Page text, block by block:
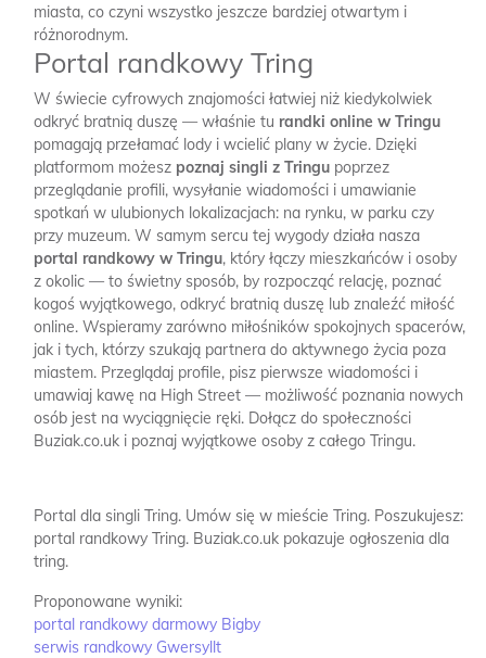
miasta, co czyni wszystko jeszcze bardziej otwartym i
różnorodnym.
Portal randkowy Tring
W świecie cyfrowych znajomości łatwiej niż kiedykolwiek
odkryć bratnią duszę — właśnie tu randki online w Tringu
pomagają przełamać lody i wcielić plany w życie. Dzięki
platformom możesz poznaj singli z Tringu poprzez
przeglądanie profili, wysyłanie wiadomości i umawianie
spotkań w ulubionych lokalizacjach: na rynku, w parku czy
przy muzeum. W samym sercu tej wygody działa nasza
portal randkowy w Tringu, który łączy mieszkańców i osoby
z okolic — to świetny sposób, by rozpocząć relację, poznać
kogoś wyjątkowego, odkryć bratnią duszę lub znaleźć miłość
online. Wspieramy zarówno miłośników spokojnych spacerów,
jak i tych, którzy szukają partnera do aktywnego życia poza
miastem. Przeglądaj profile, pisz pierwsze wiadomości i
umawiaj kawę na High Street — możliwość poznania nowych
osób jest na wyciągnięcie ręki. Dołącz do społeczności
Buziak.co.uk i poznaj wyjątkowe osoby z całego Tringu.
Portal dla singli Tring. Umów się w mieście Tring. Poszukujesz:
portal randkowy Tring. Buziak.co.uk pokazuje ogłoszenia dla
tring.
Proponowane wyniki:
portal randkowy darmowy Bigby
serwis randkowy Gwersyllt